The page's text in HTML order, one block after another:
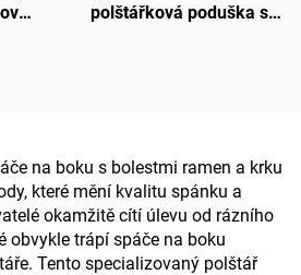
polštářková poduška s
na boku s bolestmi ramen a krku
které mění kvalitu spánku a
okamžitě cítí úlevu od rázního
obvykle trápí spáče na boku
Tento specializovaný polštář